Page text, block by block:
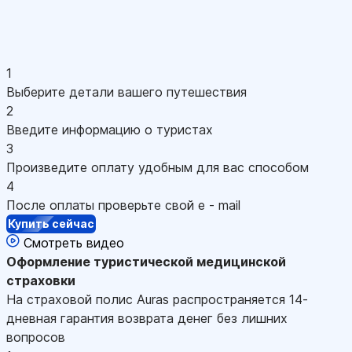
1
Выберите детали вашего путешествия
2
Введите информацию о туристах
3
Произведите оплату удобным для вас способом
4
После оплаты проверьте свой e - mail
Купить сейчас
Смотреть видео
Оформление туристической медицинской
страховки
На страховой полис Auras распространяется 14-
дневная гарантия возврата денег без лишних
вопросов